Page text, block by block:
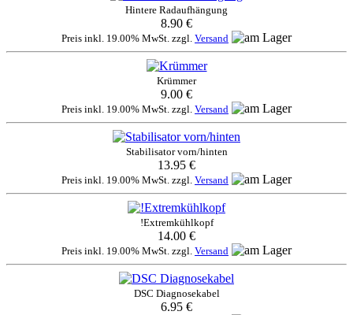
Hintere Radaufhängung
8.90 €
Preis inkl. 19.00% MwSt. zzgl. Versand
Krümmer
9.00 €
Preis inkl. 19.00% MwSt. zzgl. Versand
Stabilisator vorn/hinten
13.95 €
Preis inkl. 19.00% MwSt. zzgl. Versand
!Extremkühlkopf
14.00 €
Preis inkl. 19.00% MwSt. zzgl. Versand
DSC Diagnosekabel
6.95 €